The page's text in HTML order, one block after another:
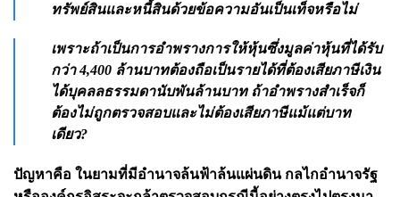
ทรัพย์สินและหนี้สินด้วยข้อความอันเป็นเท็จหรือไม่
เพราะถ้าเป็นการอำพรางการให้หุ้นซึ่งมูลค่าหุ้นที่ได้รับ
กว่า 4,400 ล้านบาทต้องถือเป็นรายได้ที่ต้องเสียภาษีเงิน
ได้บุคลลธรรมดานับพันล้านบาท ถ้าอำพรางสำเร็จก็
ต้องไม่ถูกตรวจสอบและไม่ต้องเสียภาษีแม้แต่บาท
เดียว?
ปัญหาคือ ในยามที่มีอำนาจล้นฟ้าล้นแผ่นดิน กลไกอำนาจรัฐ